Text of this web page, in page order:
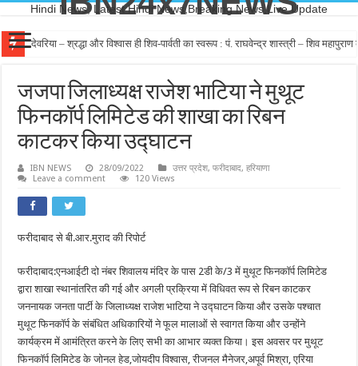
Hindi News, Latest Hindi News,Breaking News,Live Update
देवरिया – श्रद्धा और विश्वास ही शिव-पार्वती का स्वरूप : पं. राघवेन्द्र शास्त्री – शिव
जजपा जिलाध्यक्ष राजेश भाटिया ने मुथूट
फिनकॉर्प लिमिटेड की शाखा का रिबन
काटकर किया उद्घाटन
IBN NEWS 28/09/2022 उत्तर प्रदेश,फरीदाबाद,हरियाणा
Leave a comment
120 Views
फरीदाबाद से बी.आर.मुराद की रिपोर्ट
फरीदाबाद:एनआईटी दो नंबर शिवालय मंदिर के पास 2डी के/3 में मुथूट फिनकॉर्प लिमिटेड
द्वारा शाखा स्थानांतरित की गई और अगली प्रक्रिया में विधिवत रूप से रिबन काटकर
जननायक जनता पार्टी के जिलाध्यक्ष राजेश भाटिया ने उद्घाटन किया और उसके पश्चात
मुथूट फिनकॉर्प के संबंधित अधिकारियों ने फूल मालाओं से स्वागत किया और उन्होंने
कार्यक्रम में आमंत्रित करने के लिए सभी का आभार व्यक्त किया। इस अवसर पर मुथूट
फिनकॉर्प लिमिटेड के जोनल हेड,जोयदीप विश्वास, रीजनल मैनेजर,अपूर्व मिश्रा, एरिया